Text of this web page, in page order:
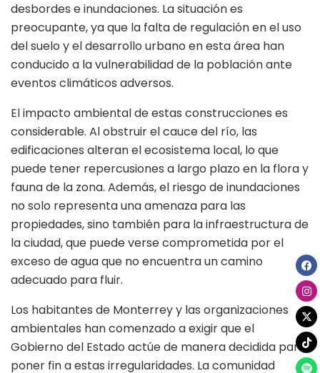
desbordes e inundaciones. La situación es
preocupante, ya que la falta de regulación en el uso
del suelo y el desarrollo urbano en esta área han
conducido a la vulnerabilidad de la población ante
eventos climáticos adversos.
El impacto ambiental de estas construcciones es
considerable. Al obstruir el cauce del río, las
edificaciones alteran el ecosistema local, lo que
puede tener repercusiones a largo plazo en la flora y
fauna de la zona. Además, el riesgo de inundaciones
no solo representa una amenaza para las
propiedades, sino también para la infraestructura de
la ciudad, que puede verse comprometida por el
exceso de agua que no encuentra un camino
adecuado para fluir.
Los habitantes de Monterrey y las organizaciones
ambientales han comenzado a exigir que el
Gobierno del Estado actúe de manera decidida para
poner fin a estas irregularidades. La comunidad